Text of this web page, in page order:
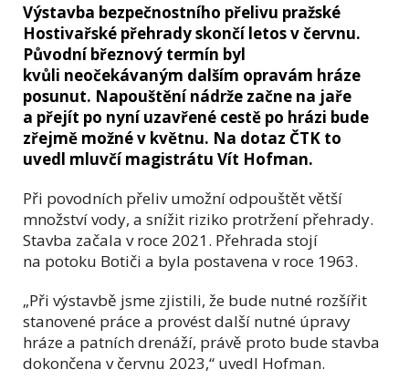
Výstavba bezpečnostního přelivu pražské
Hostivařské přehrady skončí letos v červnu.
Původní březnový termín byl
kvůli neočekávaným dalším opravám hráze
posunut. Napouštění nádrže začne na jaře
a přejít po nyní uzavřené cestě po hrázi bude
zřejmě možné v květnu. Na dotaz ČTK to
uvedl mluvčí magistrátu Vít Hofman.
Při povodních přeliv umožní odpouštět větší
množství vody, a snížit riziko protržení přehrady.
Stavba začala v roce 2021. Přehrada stojí
na potoku Botiči a byla postavena v roce 1963.
„Při výstavbě jsme zjistili, že bude nutné rozšířit
stanovené práce a provést další nutné úpravy
hráze a patních drenáží, právě proto bude stavba
dokončena v červnu 2023,“ uvedl Hofman.